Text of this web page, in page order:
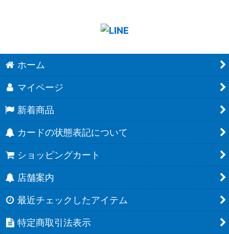
ホーム
マイページ
新着商品
カードの状態表記について
ショッピングカート
店舗案内
最近チェックしたアイテム
特定商取引法表示